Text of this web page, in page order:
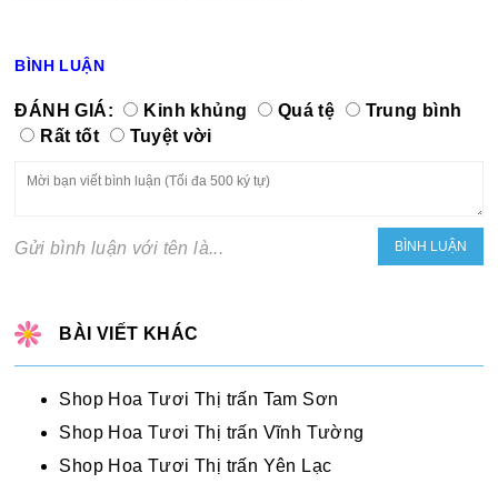
BÌNH LUẬN
ĐÁNH GIÁ: Kinh khủng Quá tệ
Trung bình
Rất tốt
Tuyệt vời
Gửi bình luận với tên là...
BÀI VIẾT KHÁC
Shop Hoa Tươi Thị trấn Tam Sơn
Shop Hoa Tươi Thị trấn Vĩnh Tường
Shop Hoa Tươi Thị trấn Yên Lạc